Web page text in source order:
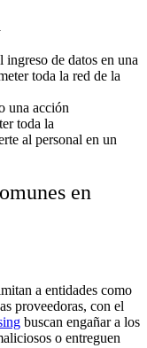
de datos en una
toda la red de la
una acción
toda la
al personal en un
en
a entidades como
proveedoras, con el
buscan engañar a los
o entreguen